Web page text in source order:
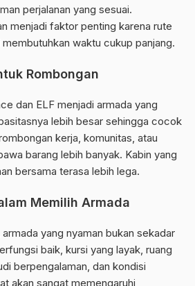
perjalanan yang sesuai.
menjadi faktor penting karena rute
waktu cukup panjang.
Rombongan
dan ELF menjadi armada yang
lebih besar sehingga cocok
kerja, komunitas, atau
barang lebih banyak. Kabin yang
bersama terasa lebih lega.
Memilih Armada
armada yang nyaman bukan sekadar
baik, kursi yang layak, ruang
berpengalaman, dan kondisi
akan sangat memengaruhi